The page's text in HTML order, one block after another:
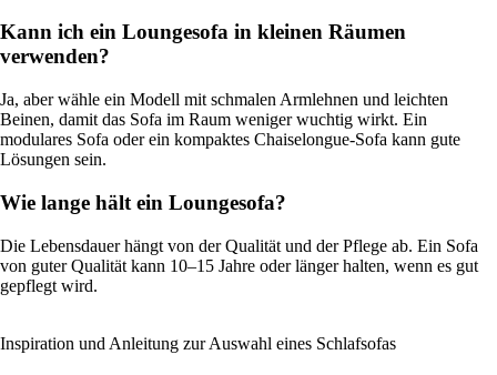
Kann ich ein Loungesofa in kleinen Räumen
verwenden?
Ja, aber wähle ein Modell mit schmalen Armlehnen und leichten
Beinen, damit das Sofa im Raum weniger wuchtig wirkt. Ein
modulares Sofa oder ein kompaktes Chaiselongue-Sofa kann gute
Lösungen sein.
Wie lange hält ein Loungesofa?
Die Lebensdauer hängt von der Qualität und der Pflege ab. Ein Sofa
von guter Qualität kann 10–15 Jahre oder länger halten, wenn es gut
gepflegt wird.
Inspiration und Anleitung zur Auswahl eines Schlafsofas